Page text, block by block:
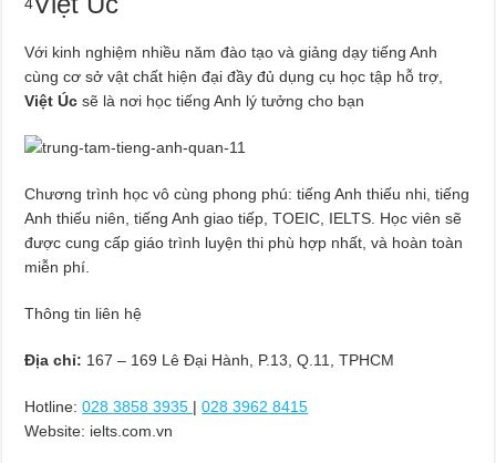
Với kinh nghiệm nhiều năm đào tạo và giảng dạy tiếng Anh
cùng cơ sở vật chất hiện đại đầy đủ dụng cụ học tập hỗ trợ,
Việt Úc sẽ là nơi học tiếng Anh lý tưởng cho bạn
Chương trình học vô cùng phong phú: tiếng Anh thiếu nhi, tiếng
Anh thiếu niên, tiếng Anh giao tiếp, TOEIC, IELTS. Học viên sẽ
được cung cấp giáo trình luyện thi phù hợp nhất, và hoàn toàn
miễn phí.
Thông tin liên hệ
Địa chỉ: 167 – 169 Lê Đại Hành, P.13, Q.11, TPHCM
Hotline: 028 3858 3935 |028 3962 8415
Website: ielts.com.vn